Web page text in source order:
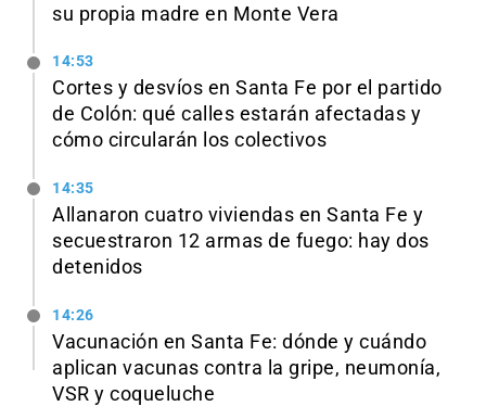
su propia madre en Monte Vera
14:53
Cortes y desvíos en Santa Fe por el partido
de Colón: qué calles estarán afectadas y
cómo circularán los colectivos
14:35
Allanaron cuatro viviendas en Santa Fe y
secuestraron 12 armas de fuego: hay dos
detenidos
14:26
Vacunación en Santa Fe: dónde y cuándo
aplican vacunas contra la gripe, neumonía,
VSR y coqueluche